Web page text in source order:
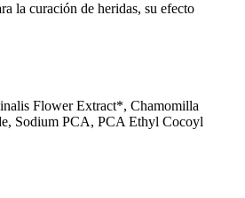
la curación de heridas, su efecto
Flower Extract*, Chamomilla
Sodium PCA, PCA Ethyl Cocoyl